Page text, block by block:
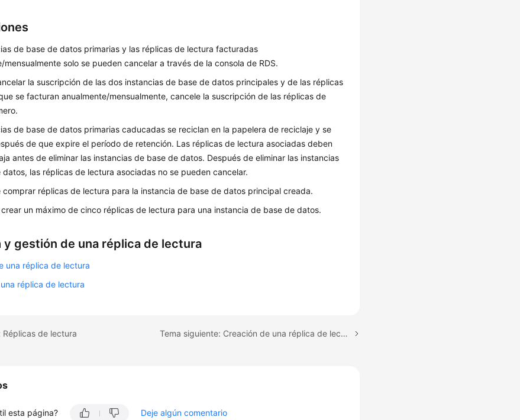
de base de datos primarias y las réplicas de lectura facturadas
mensualmente solo se pueden cancelar a través de la consola de RDS.
la suscripción de las dos instancias de base de datos principales y de las réplicas
se facturan anualmente/mensualmente, cancele la suscripción de las réplicas de
de base de datos primarias caducadas se reciclan en la papelera de reciclaje y se
de que expire el período de retención. Las réplicas de lectura asociadas deben
antes de eliminar las instancias de base de datos. Después de eliminar las instancias
las réplicas de lectura asociadas no se pueden cancelar.
comprar réplicas de lectura para la instancia de base de datos principal creada.
un máximo de cinco réplicas de lectura para una instancia de base de datos.
y gestión de una réplica de lectura
una réplica de lectura
réplica de lectura
Réplicas de lectura Tema siguiente: Creación de una réplica de lectura
esta página? Deje algún comentario